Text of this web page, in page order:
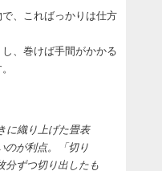
、こればっかりは仕方
、巻けば手間がかかる
に織り上げた畳表
のが利点。「切り
分ずつ切り出したも